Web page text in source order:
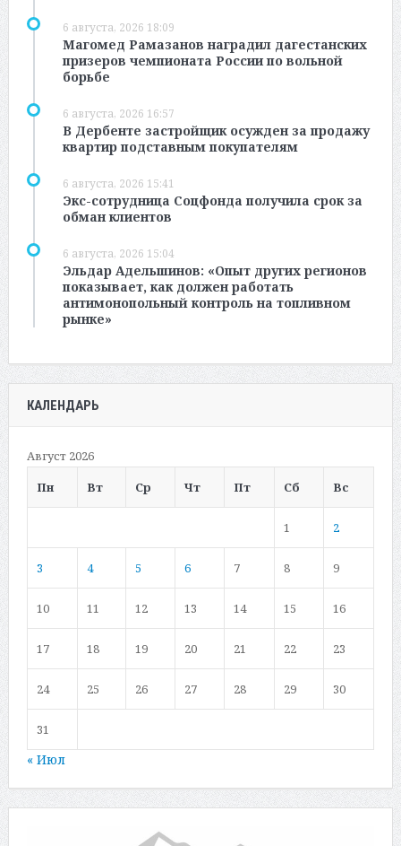
6 августа, 2026 18:09
Магомед Рамазанов наградил дагестанских
призеров чемпионата России по вольной
борьбе
6 августа, 2026 16:57
В Дербенте застройщик осужден за продажу
квартир подставным покупателям
6 августа, 2026 15:41
Экс-сотрудница Соцфонда получила срок за
обман клиентов
6 августа, 2026 15:04
Эльдар Адельшинов: «Опыт других регионов
показывает, как должен работать
антимонопольный контроль на топливном
рынке»
КАЛЕНДАРЬ
Август 2026
Пн
Вт Ср Чт Пт Сб Вс
1 2
3 4 5 6 7 8 9
10 11 12 13 14 15 16
17 18 19 20 21 22 23
24 25 26 27 28 29 30
31
« Июл